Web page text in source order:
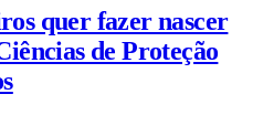
quer fazer nascer
de Proteção